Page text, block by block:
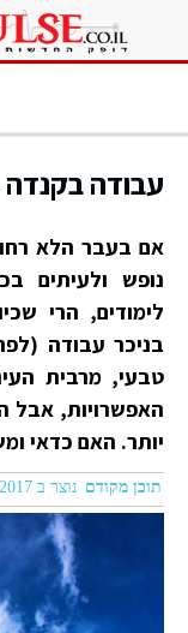
עבודה
אם בעבר הלא
נופש ולעיתים
לימודים, הרי
בניכר עבודה
טבעי, מרבית
האפשרויות, אבל
יותר. האם כדאי
תוכן מקודם נוצר ב 13.12.2017 07:12